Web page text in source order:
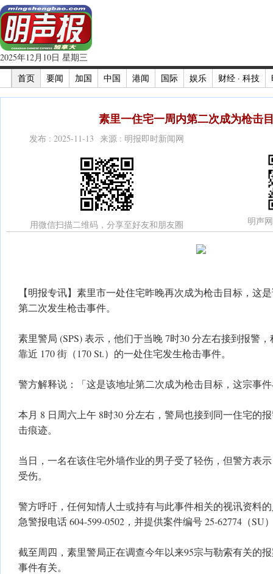
2025年12月10日 星期三
首页
要闻 加国 中国 港闻 国际 娱乐 财经 · 科技
素里一住宅一周内第二次成为枪击
发布 : 2025-11-13 来源 : 明报即时新闻网
用微信扫描二维码，分享至好友和朋友圈 明声
【明报专讯】素里市一处住宅昨晚再次成为枪击目标，这
第二次发生枪击事件。
素里警局 (SPS) 表示，他们于当晚 7时30 分左右接到报警
靠近 170 街（170 St.）的一处住宅发生枪击事件。
警方解释说：「这是该地址第二次成为枪击目标，这宗事
本月 8 日周六上午 8时30 分左右，警局也接到同一住宅的
击痕迹。
当日，一名在该住宅外墙作业的男子受了轻伤，但警方表
受伤。
警方呼吁，任何知情人士或持有与此事件相关的视讯资料
急警报电话 604-599-0502，并提供案件编号 25-62774（SU
截至周四，素里警局正在调查今年以来95宗与勒索有关的
事件有关。